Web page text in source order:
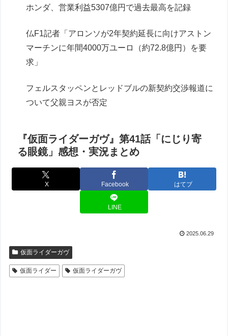
ホンダ、営業利益5307億円で過去最高を記録
仏F1記者「アロンソが2年契約延長に向けアストン
マーチンに年間4000万ユーロ（約72.8億円）を要
求」
フェルスタッペンとレッドブルの新契約交渉報道に
ついて父親ヨスが否定
『仮面ライダーガヴ』第41話「にじり寄
る眼鏡」感想・実況まとめ
X Facebook はてブ
LINE
2025.06.29
仮面ライダーガヴ
仮面ライダー 仮面ライダーガヴ